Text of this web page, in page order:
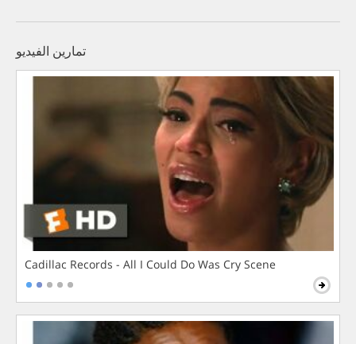
تمارين الفيديو
Cadillac Records - All I Could Do Was Cry Scene